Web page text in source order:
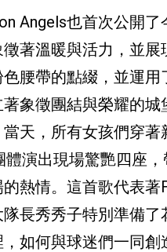
Angels也首次公開
著溫暖與活力，並
腰帶的點綴，並運
象徵團結與榮耀的
天，所有女孩們穿
演出現場驚艷四座
熱情。這首歌代表
長秀秀子特別準備
如何與球迷們一同創